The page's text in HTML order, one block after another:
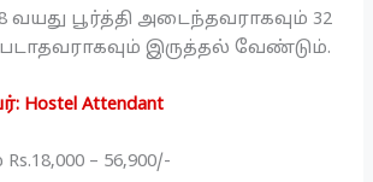
வயது பூர்த்தி அடைந்தவராகவும் 32
இருத்தல் வேண்டும்.
Attendant
– 56,900/-